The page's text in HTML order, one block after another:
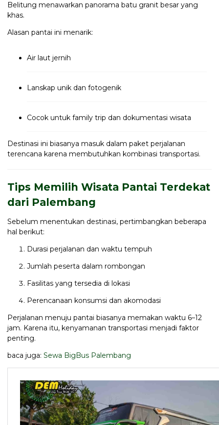
Belitung menawarkan panorama batu granit besar yang
khas.
Alasan pantai ini menarik:
Air laut jernih
Lanskap unik dan fotogenik
Cocok untuk family trip dan dokumentasi wisata
Destinasi ini biasanya masuk dalam paket perjalanan
terencana karena membutuhkan kombinasi transportasi.
Tips Memilih Wisata Pantai Terdekat
dari Palembang
Sebelum menentukan destinasi, pertimbangkan beberapa
hal berikut:
Durasi perjalanan dan waktu tempuh
Jumlah peserta dalam rombongan
Fasilitas yang tersedia di lokasi
Perencanaan konsumsi dan akomodasi
Perjalanan menuju pantai biasanya memakan waktu 6–12
jam. Karena itu, kenyamanan transportasi menjadi faktor
penting.
baca juga: Sewa BigBus Palembang